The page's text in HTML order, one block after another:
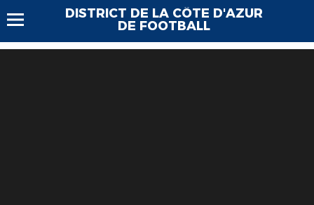
DISTRICT DE LA CÔTE D'AZUR
DE FOOTBALL